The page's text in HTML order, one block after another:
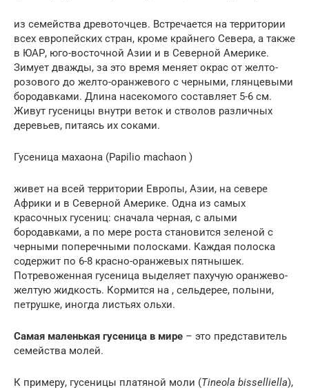
из семейства древоточцев. Встречается на территории
всех европейских стран, кроме крайнего Севера, а также
в ЮАР, юго-восточной Азии и в Северной Америке.
Зимует дважды, за это время меняет окрас от желто-
розового до желто-оранжевого с черными, глянцевыми
бородавками. Длина насекомого составляет 5-6 см.
Живут гусеницы внутри веток и стволов различных
деревьев, питаясь их соками.
Гусеница махаона (Papilio machaon )
живет на всей территории Европы, Азии, на севере
Африки и в Северной Америке. Одна из самых
красочных гусениц: сначала черная, с алыми
бородавками, а по мере роста становится зеленой с
черными поперечными полосками. Каждая полоска
содержит по 6-8 красно-оранжевых пятнышек.
Потревоженная гусеница выделяет пахучую оранжево-
желтую жидкость. Кормится на , сельдерее, полыни,
петрушке, иногда листьях ольхи.
Самая маленькая гусеница в мире – это представитель
семейства молей.
К примеру, гусеницы платяной моли (Tineola bisselliella),